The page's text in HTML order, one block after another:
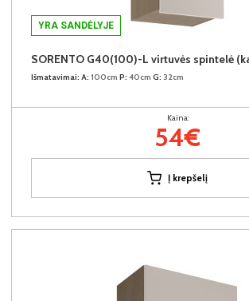
YRA SANDĖLYJE
Išmatavimai: A: 100cm P: 40cm G: 32cm
Kaina:
54€
Į krepšelį